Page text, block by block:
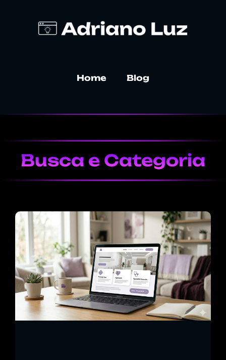
Home Blog
Busca e Categoria